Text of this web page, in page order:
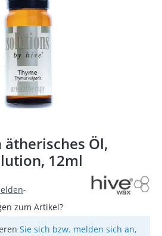
Öl,
12ml
-
zum Artikel?
Sie sich bzw. melden sich an,